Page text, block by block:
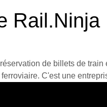
Rail.Ninja
de billets de
C'est une